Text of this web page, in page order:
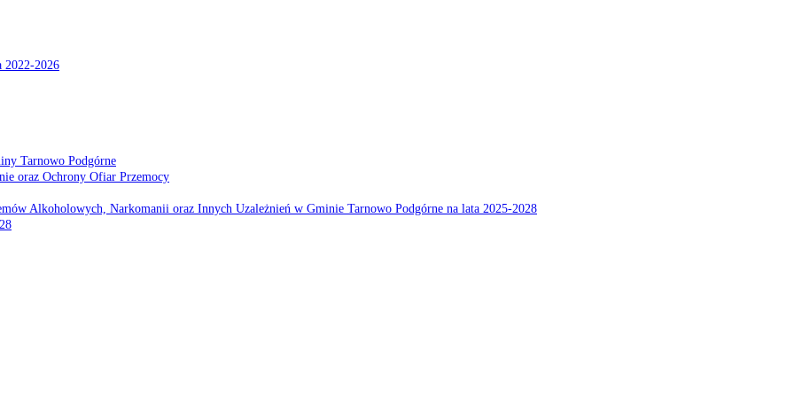
2022-2026
Tarnowo Podgórne
oraz Ochrony Ofiar Przemocy
Alkoholowych, Narkomanii oraz Innych Uzależnień w Gminie Tarnowo Podgórne na lata 2025-2028